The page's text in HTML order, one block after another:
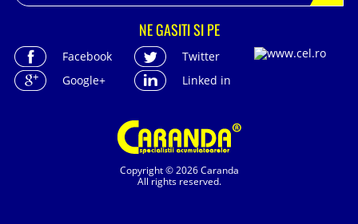
Copyright © 2026 Caranda
All rights reserved.
NE GASITI SI PE
Facebook
Twitter
Google+
Linked in